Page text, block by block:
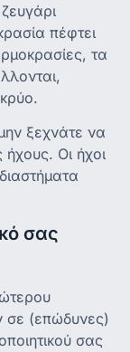
πέφτει
τα
ξεχνάτε να
Οι ήχοι
σας
σε (επώδυνες)
σας